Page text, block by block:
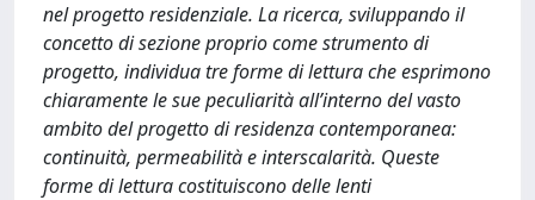
nel progetto residenziale. La ricerca, sviluppando il
concetto di sezione proprio come strumento di
progetto, individua tre forme di lettura che esprimono
chiaramente le sue peculiarità all’interno del vasto
ambito del progetto di residenza contemporanea:
continuità, permeabilità e interscalarità. Queste
forme di lettura costituiscono delle lenti